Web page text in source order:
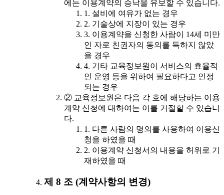
에는 이용계약의 승낙을 유보할 수 있습니다.
1. 설비에 여유가 없는 경우
2. 기술상에 지장이 있는 경우
3. 이용계약을 신청한 사람이 14세 미만
인 자로 친권자의 동의를 득하지 않았
을 경우
4. 기타 교육정보원이 서비스의 효율적
인 운영 등을 위하여 필요하다고 인정
되는 경우
② 교육정보원은 다음 각 호에 해당하는 이용
계약 신청에 대하여는 이를 거절할 수 있습니
다.
1. 다른 사람의 명의를 사용하여 이용신
청을 하였을 때
2. 이용계약 신청서의 내용을 허위로 기
재하였을 때
제 8 조 (계약사항의 변경)